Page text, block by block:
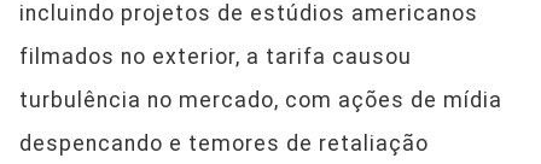
incluindo projetos de estúdios americanos
filmados no exterior, a tarifa causou
turbulência no mercado, com ações de mídia
despencando e temores de retaliação